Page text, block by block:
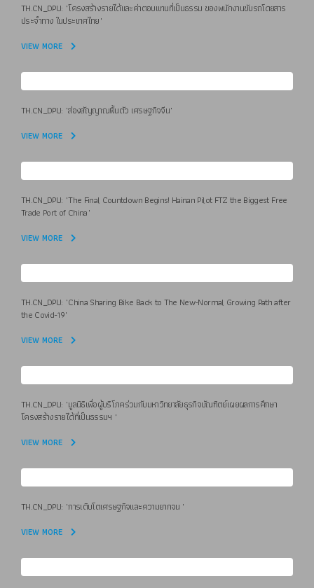
TH.CN_DPU: "โครงสร้างรายได้และค่าตอบแทนที่เป็นธรรม ของพนักงานขับรถโดยสาร
ประจำทาง ในประเทศไทย"
VIEW MORE
TH.CN_DPU: "ส่องสัญญาณฟื้นตัว เศรษฐกิจจีน"
VIEW MORE
TH.CN_DPU: "The Final Countdown Begins! Hainan Pilot FTZ the Biggest Free
Trade Port of China"
VIEW MORE
TH.CN_DPU: "China Sharing Bike Back to The New-Normal Growing Path after
the Covid-19"
VIEW MORE
TH.CN_DPU: "มูลนิธิเพื่อผู้บริโภคร่วมกับมหาวิทยาลัยธุรกิจบัณฑิตย์เผยผลการศึกษา
โครงสร้างรายได้ที่เป็นธรรมฯ "
VIEW MORE
TH.CN_DPU: "การเติบโตเศรษฐกิจและความยากจน "
VIEW MORE